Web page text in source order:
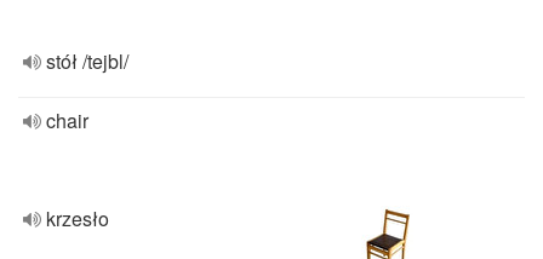
stół /tejbl/
chair
krzesło